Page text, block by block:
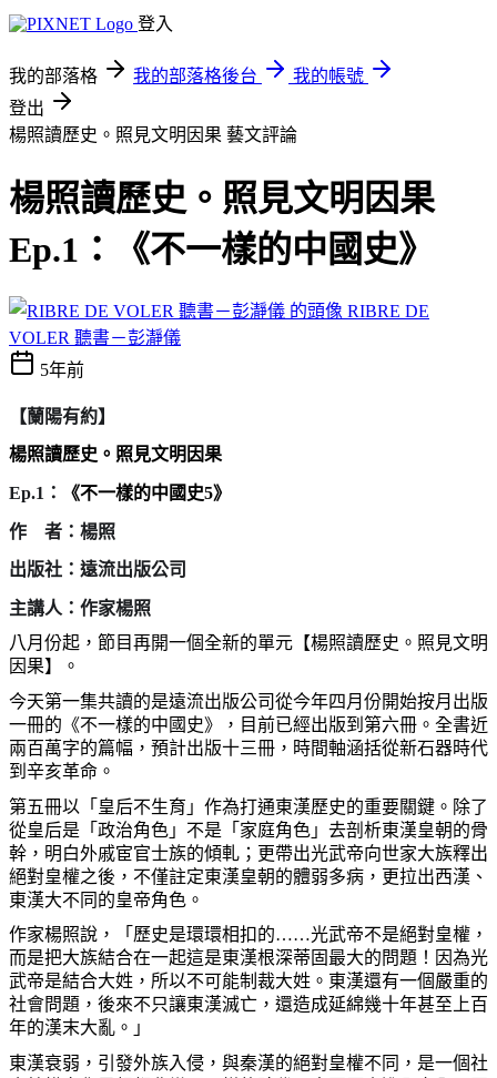
登入
我的部落格 我的部落格後台
我的帳號
登出
楊照讀歷史。照見文明因果 藝文評論
楊照讀歷史。照見文明因果
Ep.1：《不一樣的中國史》
RIBRE DE
VOLER 聽書－彭瀞儀
5年前
【蘭陽有約】
楊照讀歷史。照見文明因果
Ep.1： 《不一樣的中國史5》
作 者：楊照
出版社：遠流出版公司
主講人：作家楊照
八月份起，節目再開一個全新的單元【楊照讀歷史。照見文明
因果】。
今天第一集共讀的是遠流出版公司從今年四月份開始按月出版
一冊的《不一樣的中國史》，目前已經出版到第六冊。全書近
兩百萬字的篇幅，預計出版十三冊，時間軸涵括從新石器時代
到辛亥革命。
第五冊以「皇后不生育」作為打通東漢歷史的重要關鍵。除了
從皇后是「政治角色」不是「家庭角色」去剖析東漢皇朝的骨
幹，明白外戚宦官士族的傾軋；更帶出光武帝向世家大族釋出
絕對皇權之後，不僅註定東漢皇朝的體弱多病，更拉出西漢、
東漢大不同的皇帝角色。
作家楊照說，「歷史是環環相扣的……光武帝不是絕對皇權，
而是把大族結合在一起這是東漢根深蒂固最大的問題！因為光
武帝是結合大姓，所以不可能制裁大姓。東漢還有一個嚴重的
社會問題，後來不只讓東漢滅亡，還造成延綿幾十年甚至上百
年的漢末大亂。」
東漢衰弱，引發外族入侵，與秦漢的絕對皇權不同，是一個社